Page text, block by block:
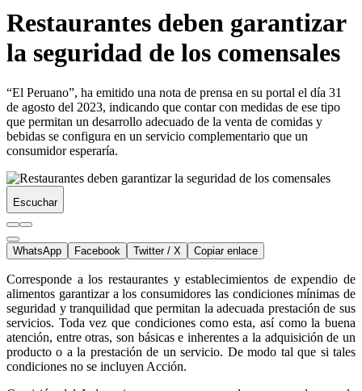
Restaurantes deben garantizar
la seguridad de los comensales
“El Peruano”, ha emitido una nota de prensa en su portal el día 31
de agosto del 2023, indicando que contar con medidas de ese tipo
que permitan un desarrollo adecuado de la venta de comidas y
bebidas se configura en un servicio complementario que un
consumidor esperaría.
Escuchar
WhatsApp Facebook Twitter / X Copiar enlace
Corresponde a los restaurantes y establecimientos de expendio de
alimentos garantizar a los consumidores las condiciones mínimas de
seguridad y tranquilidad que permitan la adecuada prestación de sus
servicios. Toda vez que condiciones como esta, así como la buena
atención, entre otras, son básicas e inherentes a la adquisición de un
producto o a la prestación de un servicio. De modo tal que si tales
condiciones no se incluyen Acción.